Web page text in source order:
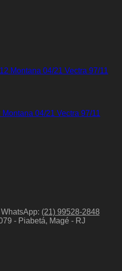
04/21 Vectra 97/11
(21) 99528-2848
- Piabetá, Magé - RJ